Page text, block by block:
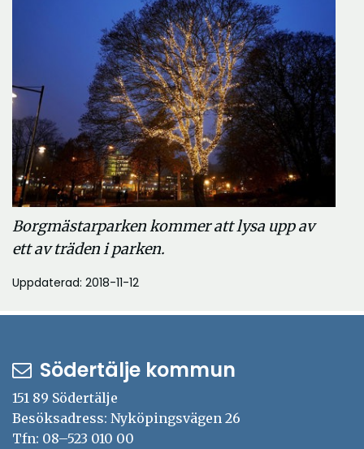
Borgmästarparken kommer att lysa upp av
ett av träden i parken.
Uppdaterad: 2018-11-12
Södertälje kommun
151 89 Södertälje
Besöksadress: Nyköpingsvägen 26
Tfn: 08–523 010 00